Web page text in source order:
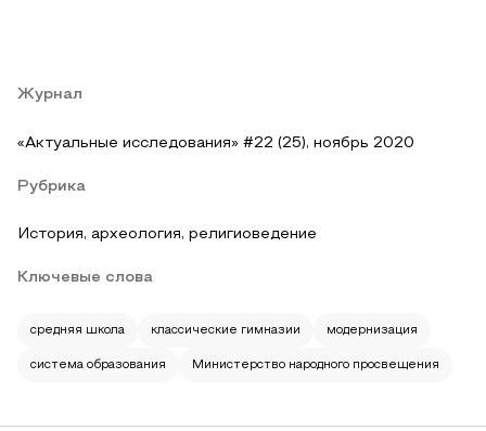
Журнал
«Актуальные исследования» #22 (25), ноябрь 2020
Рубрика
История, археология, религиоведение
Ключевые слова
средняя школа классические гимназии модернизация
система образования Министерство народного просвещения